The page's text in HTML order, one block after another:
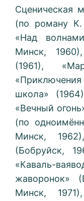
Сценическая
(по роману К.
«Над
Минск, 1960),
(1961),
школа»
«Вечный
(по
Минск,
(Бобруйск,
«Каваль-
жаворонок»
Минск,